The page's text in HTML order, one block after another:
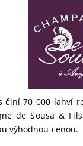
činí 70 000 lahví
de Sousa &
výhodnou cenou.